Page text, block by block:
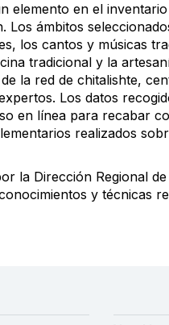
elemento en el
Los ámbitos
los cantos y músicas
tradicional y la
la red de chitalishte,
Los datos
en línea para recabar
realizados
la Dirección Regional
y técnicas